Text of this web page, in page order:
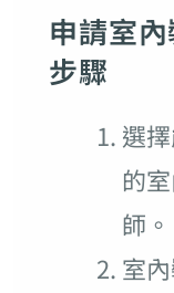
申請室
步驟
選
的
師。
室